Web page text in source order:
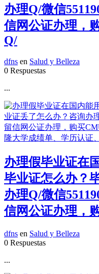
办理Q/微信
信网公证办理，
Q/
dfns en Salud y Belleza
0 Respuestas
...
办理假毕业证在
毕业证怎么办？
办理Q/微信
信网公证办理，
dfns en Salud y Belleza
0 Respuestas
...